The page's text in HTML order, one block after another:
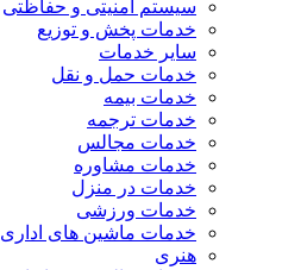
سیستم امنیتی و حفاظتی
خدمات پخش و توزیع
سایر خدمات
خدمات حمل و نقل
خدمات بیمه
خدمات ترجمه
خدمات مجالس
خدمات مشاوره
خدمات در منزل
خدمات ورزشی
خدمات ماشین های اداری
هنری